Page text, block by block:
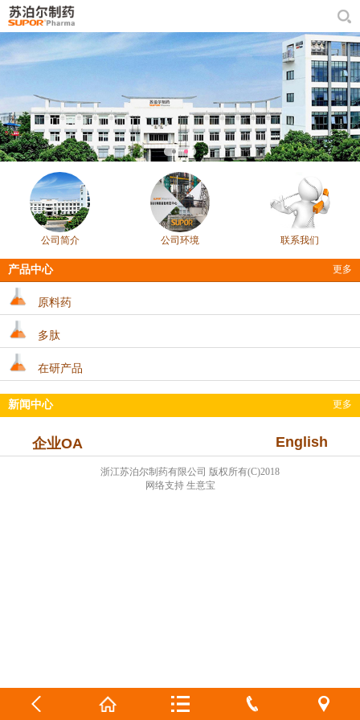
公司简介 公司环境 联系我们
更多
产品中心
原料药
多肽
在研产品
更多
新闻中心
企业OA English
浙江苏泊尔制药有限公司 版权所有(C)2018
网络支持 生意宝